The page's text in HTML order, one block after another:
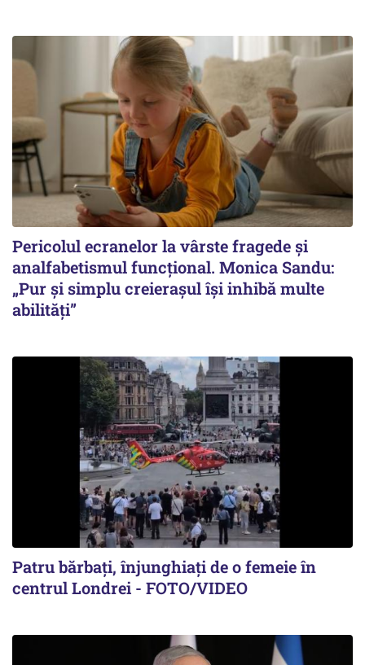
Pericolul ecranelor la vârste fragede și
analfabetismul funcțional. Monica Sandu:
„Pur și simplu creierașul își inhibă multe
abilități”
Patru bărbați, înjunghiați de o femeie în
centrul Londrei - FOTO/VIDEO